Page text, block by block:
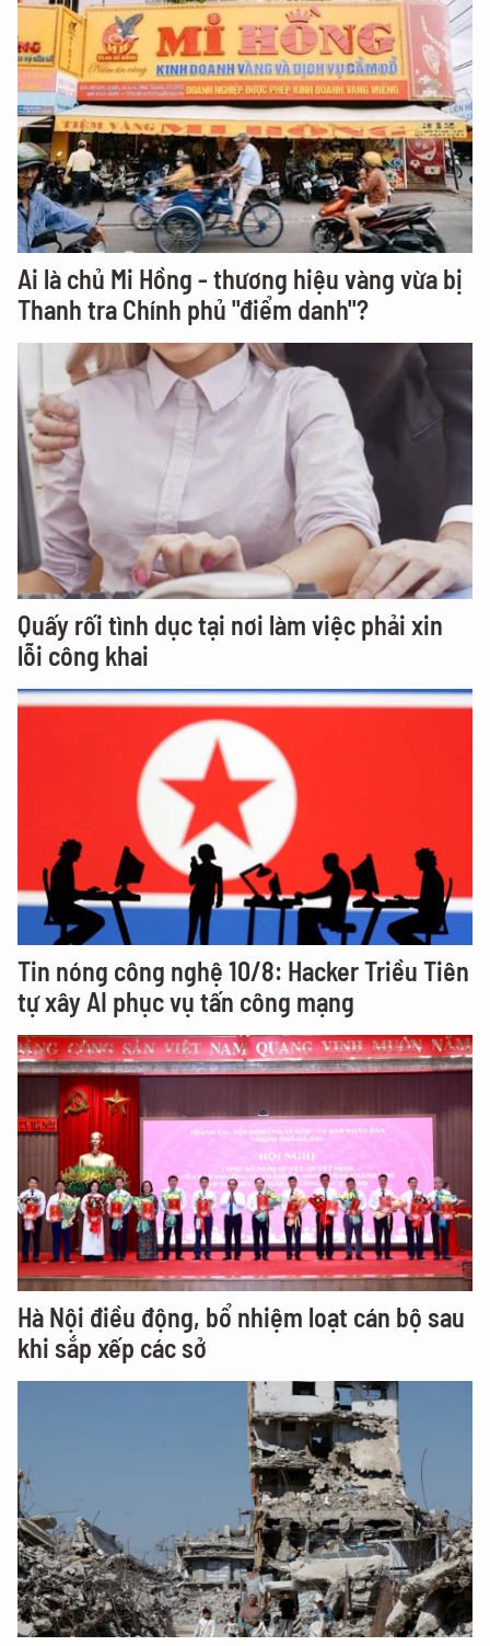
Ai là chủ Mi Hồng - thương hiệu vàng vừa bị
Thanh tra Chính phủ "điểm danh"?
Quấy rối tình dục tại nơi làm việc phải xin
lỗi công khai
Tin nóng công nghệ 10/8: Hacker Triều Tiên
tự xây AI phục vụ tấn công mạng
Hà Nội điều động, bổ nhiệm loạt cán bộ sau
khi sắp xếp các sở